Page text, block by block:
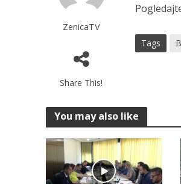
ZenicaTV
Share This!
Tags
You may also like